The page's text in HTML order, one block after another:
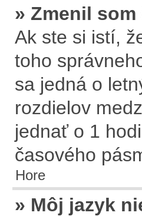
» Zmenil
Ak ste si istí,
toho
sa jedná o
rozdielov
jednať o 1
časového
Hore
» Môj jazyk